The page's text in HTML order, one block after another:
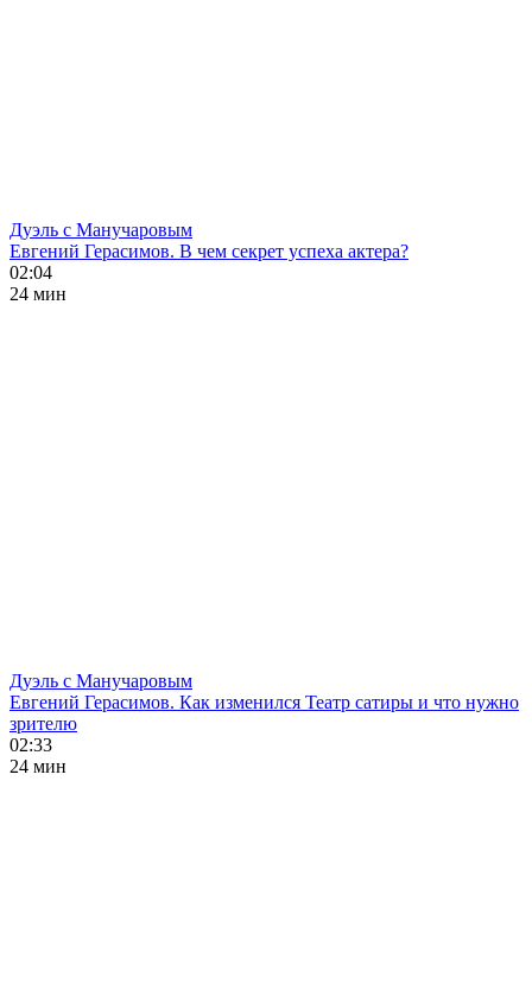
Дуэль с Манучаровым
Евгений Герасимов. В чем секрет успеха актера?
02:04
24 мин
Дуэль с Манучаровым
Евгений Герасимов. Как изменился Театр сатиры и что нужно
зрителю
02:33
24 мин